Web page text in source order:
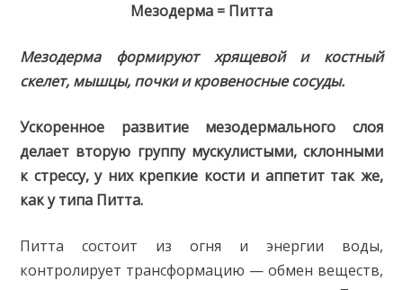
Мезодерма = Питта
Мезодерма формируют хрящевой и костный
скелет, мышцы, почки и кровеносные сосуды.
Ускоренное развитие мезодермального слоя
делает вторую группу мускулистыми, склонными
к стрессу, у них крепкие кости и аппетит так же,
как у типа Питта.
Питта состоит из огня и энергии воды,
контролирует трансформацию — обмен веществ,